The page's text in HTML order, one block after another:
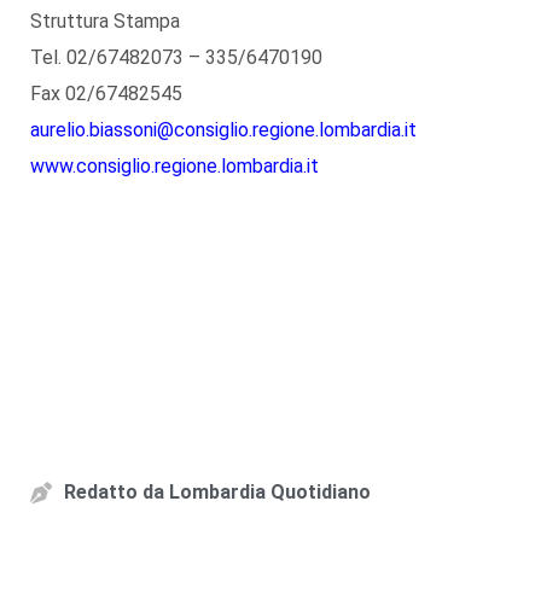
Struttura Stampa
Tel. 02/67482073 – 335/6470190
Fax 02/67482545
aurelio.biassoni@consiglio.regione.lombardia.it
www.consiglio.regione.lombardia.it
Redatto da Lombardia Quotidiano